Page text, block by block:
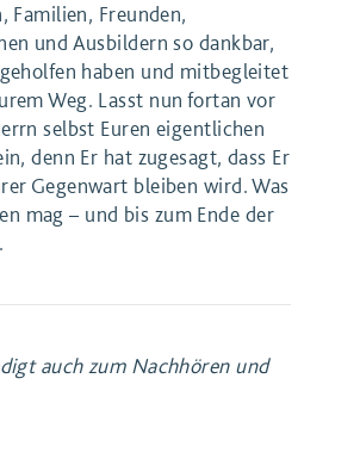
Familien, Freunden,
und Ausbildern so dankbar,
haben und mitbegleitet
Weg. Lasst nun fortan vor
selbst Euren eigentlichen
denn Er hat zugesagt, dass Er
Gegenwart bleiben wird. Was
mag – und bis zum Ende der
auch zum Nachhören und